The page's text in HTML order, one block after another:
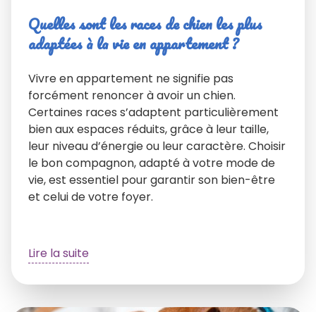
Quelles sont les races de chien les plus
adaptées à la vie en appartement ?
Vivre en appartement ne signifie pas
forcément renoncer à avoir un chien.
Certaines races s’adaptent particulièrement
bien aux espaces réduits, grâce à leur taille,
leur niveau d’énergie ou leur caractère. Choisir
le bon compagnon, adapté à votre mode de
vie, est essentiel pour garantir son bien-être
et celui de votre foyer.
Lire la suite